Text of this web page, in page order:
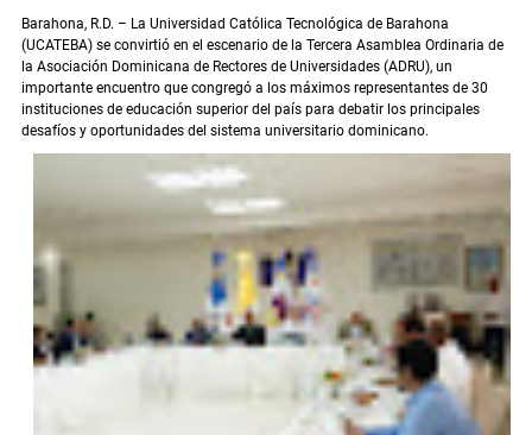
Barahona, R.D. – La Universidad Católica Tecnológica de Barahona
(UCATEBA) se convirtió en el escenario de la Tercera Asamblea Ordinaria de
la Asociación Dominicana de Rectores de Universidades (ADRU), un
importante encuentro que congregó a los máximos representantes de 30
instituciones de educación superior del país para debatir los principales
desafíos y oportunidades del sistema universitario dominicano.